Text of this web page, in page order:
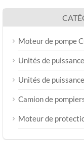
Moteur de pompe
Unités de
Unités de
Camion de
Moteur de